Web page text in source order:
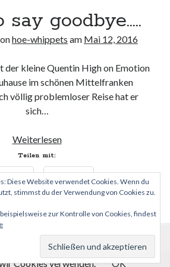
goodbye…..
hoe-whippets am Mai 12, 2016
der kleine Quentin High on Emotion
im schönen Mittelfranken
völlig problemloser Reise hat er
sich…
WeiterlesenTime
say
goodbye…..
Teilen mit:
E-Mail
Themeby Compete Themes
Diese Website verwendet Cookies. Wenn du
stimmst du der Verwendung von Cookies zu.
zur Kontrolle von Cookies, findest
Bereitstellung unserer Dienste.
Dienste erklären Sie sich damit
Cookies verwenden.
OK